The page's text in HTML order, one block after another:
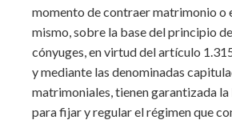
momento de contraer matrimonio o
mismo, sobre la base del principio
cónyuges, en virtud del artículo
y mediante las denominadas
matrimoniales, tienen garantizada
para fijar y regular el régimen que